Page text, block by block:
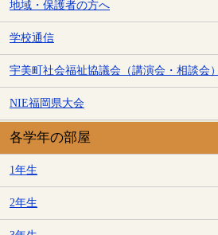
地域・保護者の方へ
学校通信
宇美町社会福祉協議会（講演会・相談会）
NIE福岡県大会
各学年の部屋
1年生
2年生